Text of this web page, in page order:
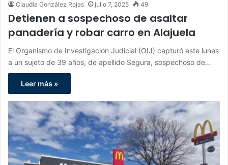
Claudia González Rojas julio 7, 2025 49
Detienen a sospechoso de asaltar
panadería y robar carro en Alajuela
El Organismo de Investigación Judicial (OIJ) capturó este lunes
a un sujeto de 39 años, de apellido Segura, sospechoso de…
Leer más »